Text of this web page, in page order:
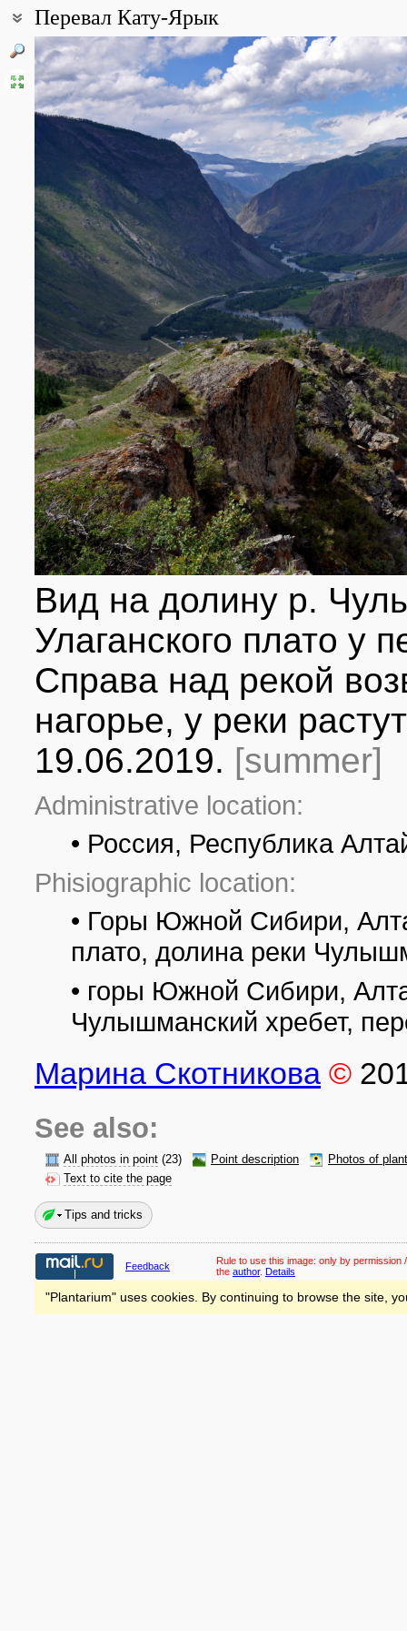
Перевал Кату-Ярык
Coordinates:
50° 54′ 49″ N, 88° 12′ 55″ E (view at maps ofGoogle,
Point description:
Перевал Кату-Ярык - название дано туристами.
На самом деле, это не перевал, а урочище. Представляет
с края Чулышманского хребта на дно долины реки Чулышман.
All photos Photos of plants & lichens (122)
Вид на долину р.
Улаганского плато у
Справа над рекой
нагорье, у реки
19.06.2019. [summer]
Administrative location:
• Россия, Республика
Phisiographic location:
• Горы Южной Сибири,
плато, долина реки
• горы Южной Сибири,
Чулышманский хребет,
Марина Скотникова ©
See also:
All photos in point (23) Point description
Photos of
Text to cite the page
Tips and tricks
Feedback Rule to use this image: only by permission
the author. Details
"Plantarium" uses cookies. By continuing to browse the site,